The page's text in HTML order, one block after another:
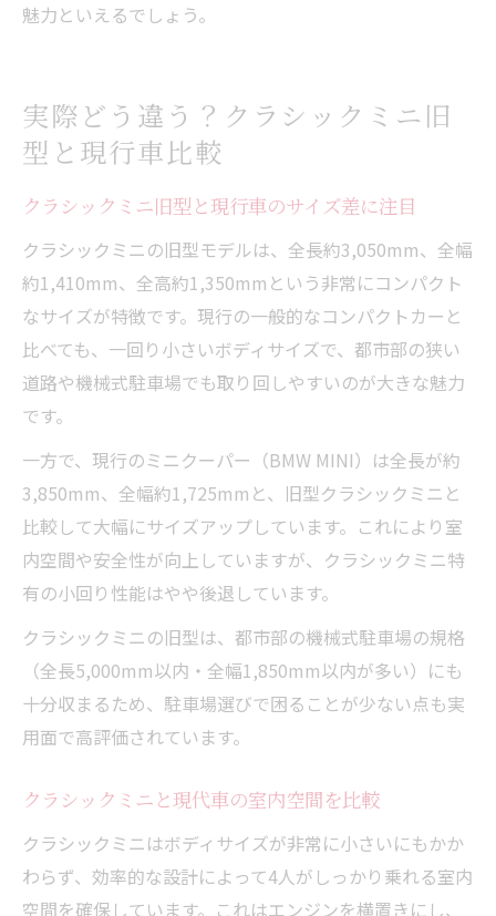
魅力といえるでしょう。
実際どう違う？クラシックミニ旧
型と現行車比較
クラシックミニ旧型と現行車のサイズ差に注目
クラシックミニの旧型モデルは、全長約3,050mm、全幅
約1,410mm、全高約1,350mmという非常にコンパクト
なサイズが特徴です。現行の一般的なコンパクトカーと
比べても、一回り小さいボディサイズで、都市部の狭い
道路や機械式駐車場でも取り回しやすいのが大きな魅力
です。
一方で、現行のミニクーパー（BMW MINI）は全長が約
3,850mm、全幅約1,725mmと、旧型クラシックミニと
比較して大幅にサイズアップしています。これにより室
内空間や安全性が向上していますが、クラシックミニ特
有の小回り性能はやや後退しています。
クラシックミニの旧型は、都市部の機械式駐車場の規格
（全長5,000mm以内・全幅1,850mm以内が多い）にも
十分収まるため、駐車場選びで困ることが少ない点も実
用面で高評価されています。
クラシックミニと現代車の室内空間を比較
クラシックミニはボディサイズが非常に小さいにもかか
わらず、効率的な設計によって4人がしっかり乗れる室内
空間を確保しています。これはエンジンを横置きにし、